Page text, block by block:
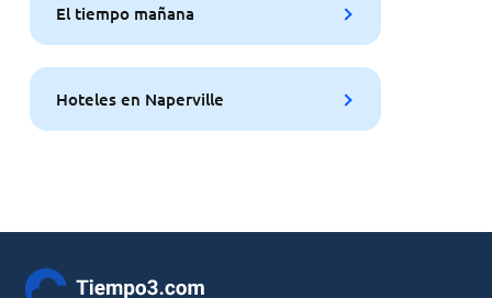
El tiempo mañana
Hoteles en Naperville